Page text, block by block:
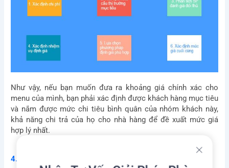
Như vậy, nếu bạn muốn đưa ra khoảng giá chính xác cho
menu của mình, bạn phải xác định được khách hàng mục tiêu
và nắm được mức chi tiêu bình quân của nhóm khách này,
khả năng chi trả của họ cho nhà hàng để đề xuất mức giá
hợp lý nhất.
4. Dịch vụ khách hàng
Nhận Tư Vấn Giải Pháp Phù